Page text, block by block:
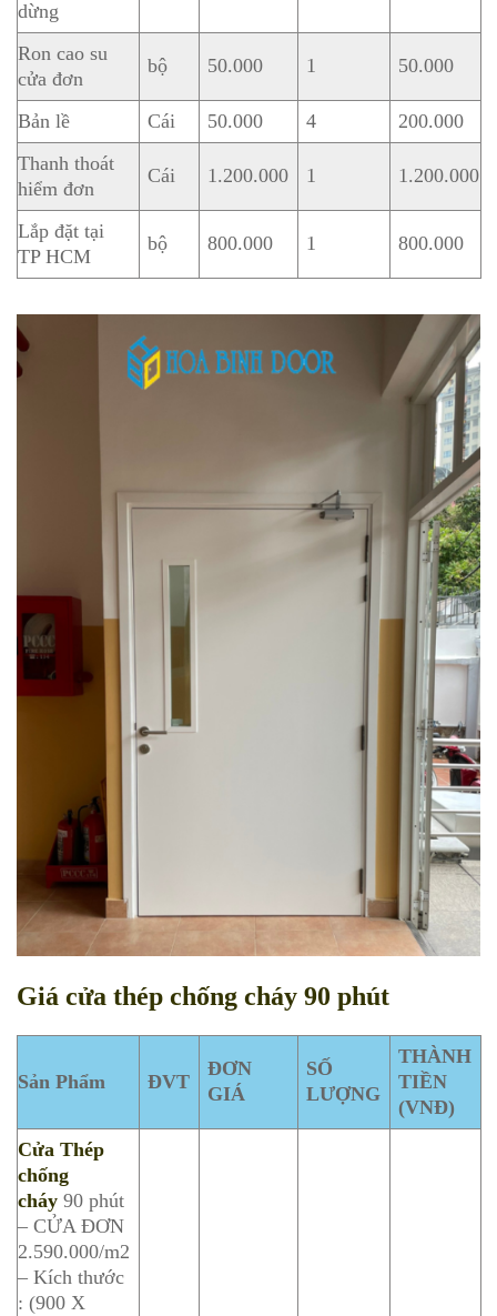
dừng
Ron cao su
cửa đơn
bộ 50.000 1 50.000
Bản lề Cái 50.000 4
200.000
Thanh thoát
hiểm đơn
Cái 1.200.000 1 1.200.000
Lắp đặt tại
TP HCM
bộ 800.000 1 800.000
Giá cửa thép chống cháy 90 phút
Sản Phẩm ĐVT
ĐƠN
GIÁ
SỐ
LƯỢNG
THÀNH
TIỀN
(VNĐ)
Cửa Thép
chống
cháy 90 phút
– CỬA ĐƠN
2.590.000/m2
– Kích thước
: (900 X